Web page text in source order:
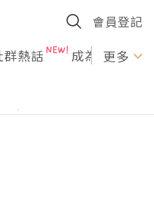
會員登記
群熱話 成為U更多